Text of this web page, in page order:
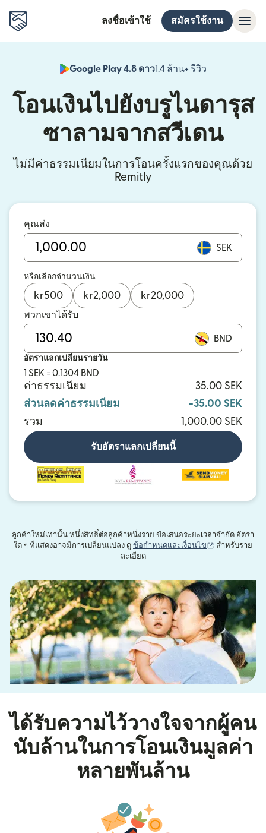
ลงชื่อเข้าใช้ สมัครใช้งาน
Google Play 4.8 ดาว1.4 ล้าน+ รีวิว
(เปิดในหน้าต่
โอนเงินไปยังบรูไนดารุส
ซาลามจากสวีเดน
ไม่มีค่าธรรมเนียมในการโอนครั้งแรกของคุณด้วย
Remitly
คุณส่ง
SEK
หรือเลือกจำนวนเงิน
kr500 kr2,000 kr20,000
พวกเขาได้รับ
BND
อัตราแลกเปลี่ยนรายวัน
1 SEK = 0.1304 BND
ค่าธรรมเนียม
35.00 SEK
ส่วนลดค่าธรรมเนียม
-35.00 SEK
รวม
1,000.00 SEK
รับอัตราแลกเปลี่ยนนี้
ลูกค้าใหม่เท่านั้น หนึ่งสิทธิ์ต่อลูกค้าหนึ่งราย ข้อเสนอระยะเวลาจำกัด อัตรา
ใด ๆ ที่แสดงอาจมีการเปลี่ยนแปลง ดู ข้อกำหนดและเงื่อนไข (เปิดในหน้าต่า
สำหรับราย
ละเอียด
ได้รับความไว้วางใจจากผู้คน
นับล้านในการโอนเงินมูลค่า
หลายพันล้าน